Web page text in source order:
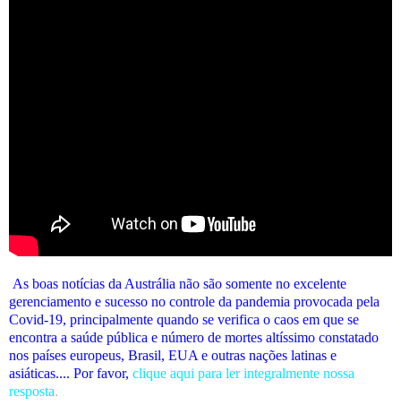
As boas notícias da Austrália não são somente no excelente
gerenciamento e sucesso no controle da pandemia provocada pela
Covid-19, principalmente quando se verifica o caos em que se
encontra a saúde pública e número de mortes altíssimo constatado
nos países europeus, Brasil, EUA e outras nações latinas e
asiáticas.... Por favor, clique aqui para ler integralmente nossa
resposta.